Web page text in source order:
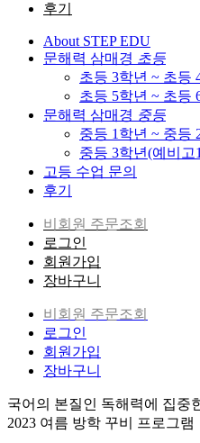
후기
About STEP EDU
문해력 삼매경 초등
초등 3학년 ~ 초등
초등 5학년 ~ 초등
문해력 삼매경 중등
중등 1학년 ~ 중등
중등 3학년(예비고
고등 수업 문의
후기
비회원 주문조회
로그인
회원가입
장바구니
비회원 주문조회
로그인
회원가입
장바구니
국어의 본질인 독해력에 집중
2023 여름 방학 꾸비 프로그램